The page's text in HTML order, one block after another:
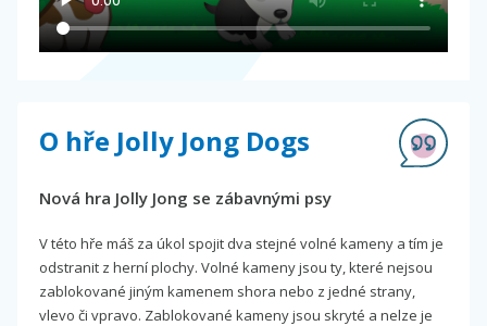
O hře Jolly Jong Dogs
Nová hra Jolly Jong se zábavnými psy
V této hře máš za úkol spojit dva stejné volné kameny a tím je
odstranit z herní plochy. Volné kameny jsou ty, které nejsou
zablokované jiným kamenem shora nebo z jedné strany,
vlevo či vpravo. Zablokované kameny jsou skryté a nelze je